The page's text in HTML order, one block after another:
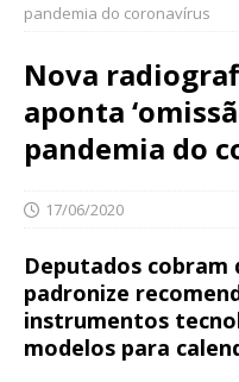
pandemia do coronavírus
Nova
aponta
pandemia do
17/06/2020
Deputados cobram
padronize
instrumentos
modelos para